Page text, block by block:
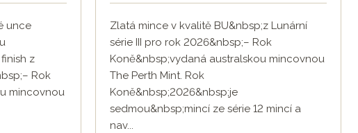
unce
z
Rok
mincovnou
Zlatá mince v kvalitě BU&nbsp;z Lunární
série III pro rok 2026&nbsp;– Rok
Koně&nbsp;vydaná australskou mincovnou
The Perth Mint. Rok
Koně&nbsp;2026&nbsp;je
sedmou&nbsp;mincí ze série 12 mincí a
nav...